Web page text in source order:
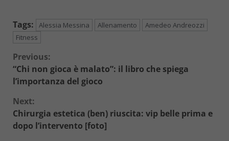
Tags: Alessia Messina Allenamento
Amedeo Andreozzi
Fitness
Continue
Reading
Previous:
“Chi non gioca è malato”: il libro che spiega
l’importanza del gioco
Next:
Chirurgia estetica (ben) riuscita: vip belle prima e
dopo l’intervento [foto]